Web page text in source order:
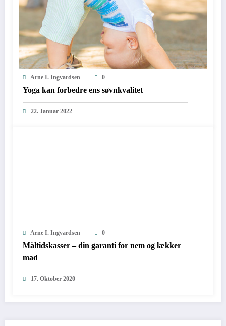
Arne I. Ingvardsen 0
Yoga kan forbedre ens søvnkvalitet
22. Januar 2022
Arne I. Ingvardsen 0
Måltidskasser – din garanti for nem og lækker
mad
17. Oktober 2020